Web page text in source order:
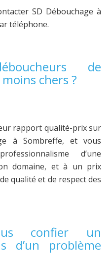
SD Débouchage à
téléphone.
de
chers ?
rapport qualité-prix sur
à Sombreffe, et vous
d’une
domaine, et à un prix
qualité et de respect des
confier un
d’un problème